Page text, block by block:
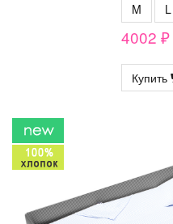
M L
4002 ₽
Купить